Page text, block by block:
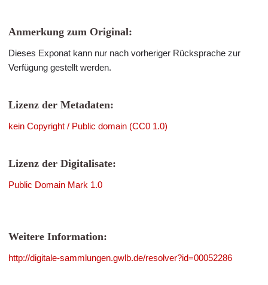
Anmerkung zum Original:
Dieses Exponat kann nur nach vorheriger Rücksprache zur
Verfügung gestellt werden.
Lizenz der Metadaten:
kein Copyright / Public domain (CC0 1.0)
Lizenz der Digitalisate:
Public Domain Mark 1.0
Weitere Information:
http://digitale-sammlungen.gwlb.de/resolver?id=00052286